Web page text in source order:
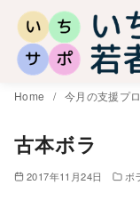
Home 今月の支援プ
古本ボラ
2017年11月24日 ボ